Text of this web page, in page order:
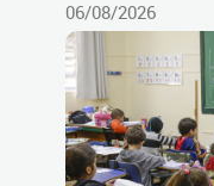
06/08/2026